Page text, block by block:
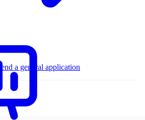
Send a general application